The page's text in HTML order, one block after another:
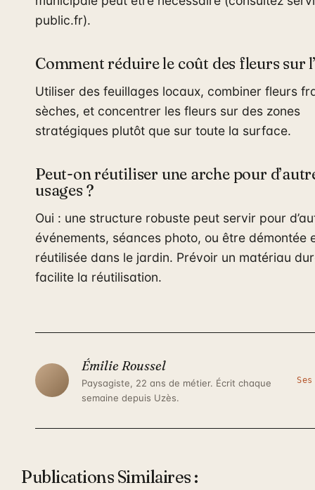
public.fr).
Comment réduire le coût des fleurs sur
Utiliser des feuillages locaux, combiner fleurs
sèches, et concentrer les fleurs sur des zones
stratégiques plutôt que sur toute la surface.
Peut-on réutiliser une arche pour
usages ?
Oui : une structure robuste peut servir pour
événements, séances photo, ou être démontée
réutilisée dans le jardin. Prévoir un matériau
facilite la réutilisation.
Émilie Roussel
Paysagiste, 22 ans de métier. Écrit chaque
semaine depuis Uzès.
Publications Similaires :